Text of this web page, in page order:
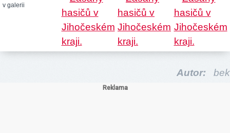
v galerii
Autor: bek